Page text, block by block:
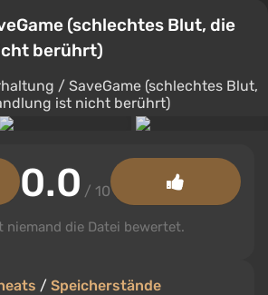
(schlechtes Blut, die
berührt)
/ Speicherstände
0.0 / 10
niemand die Datei bewertet.